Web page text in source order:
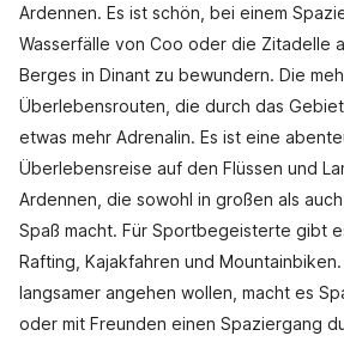
Ardennen. Es ist schön, bei einem
Wasserfälle von Coo oder die Zitadelle
Berges in Dinant zu bewundern. Die
Überlebensrouten, die durch das
etwas mehr Adrenalin. Es ist eine
Überlebensreise auf den Flüssen und
Ardennen, die sowohl in großen als
Spaß macht. Für Sportbegeisterte gibt
Rafting, Kajakfahren und
langsamer angehen wollen, macht es
oder mit Freunden einen Spaziergang